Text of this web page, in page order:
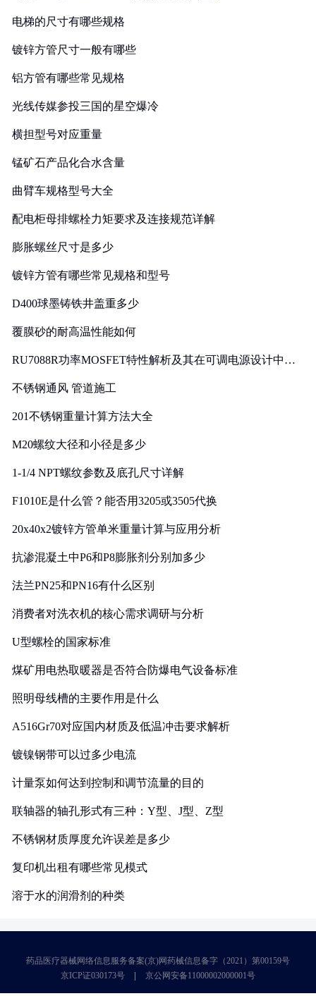
电梯的尺寸有哪些规格
镀锌方管尺寸一般有哪些
铝方管有哪些常见规格
光线传媒参投三国的星空爆冷
横担型号对应重量
锰矿石产品化合水含量
曲臂车规格型号大全
配电柜母排螺栓力矩要求及连接规范详解
膨胀螺丝尺寸是多少
镀锌方管有哪些常见规格和型号
D400球墨铸铁井盖重多少
覆膜砂的耐高温性能如何
RU7088R功率MOSFET特性解析及其在可调电源设计中的
不锈钢通风 管道施工
201不锈钢重量计算方法大全
M20螺纹大径和小径是多少
1-1/4 NPT螺纹参数及底孔尺寸详解
F1010E是什么管？能否用3205或3505代换
20x40x2镀锌方管单米重量计算与应用分析
抗渗混凝土中P6和P8膨胀剂分别加多少
法兰PN25和PN16有什么区别
消费者对洗衣机的核心需求调研与分析
U型螺栓的国家标准
煤矿用电热取暖器是否符合防爆电气设备标准
照明母线槽的主要作用是什么
A516Gr70对应国内材质及低温冲击要求解析
镀镍钢带可以过多少电流
计量泵如何达到控制和调节流量的目的
联轴器的轴孔形式有三种：Y型、J型、Z型
不锈钢材质厚度允许误差是多少
复印机出租有哪些常见模式
溶于水的润滑剂的种类
药品医疗器械网络信息服务备案(京)网药械信息备字（2021）第00159号
京ICP证030173号
京公网安备11000002000001号